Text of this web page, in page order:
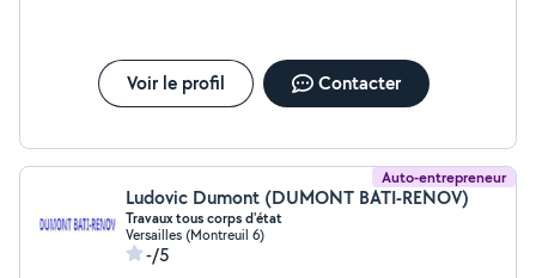
Voir le profil Contacter
Auto-entrepreneur
Ludovic Dumont (DUMONT BATI-RENOV)
Travaux tous corps d'état
Versailles (Montreuil 6)
-/5